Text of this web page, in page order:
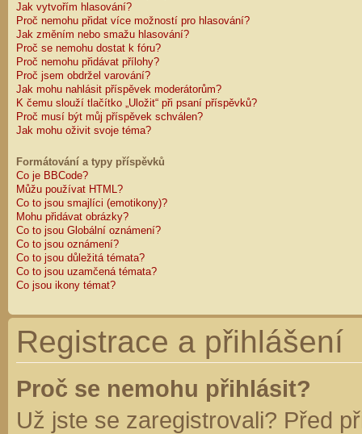
Jak vytvořím hlasování?
Proč nemohu přidat více možností pro hlasování?
Jak změním nebo smažu hlasování?
Proč se nemohu dostat k fóru?
Proč nemohu přidávat přílohy?
Proč jsem obdržel varování?
Jak mohu nahlásit příspěvek moderátorům?
K čemu slouží tlačítko „Uložit“ při psaní příspěvků?
Proč musí být můj příspěvek schválen?
Jak mohu oživit svoje téma?
Formátování a typy příspěvků
Co je BBCode?
Můžu používat HTML?
Co to jsou smajlíci (emotikony)?
Mohu přidávat obrázky?
Co to jsou Globální oznámení?
Co to jsou oznámení?
Co to jsou důležitá témata?
Co to jsou uzamčená témata?
Co jsou ikony témat?
Registrace a přihlášení
Proč se nemohu přihlásit?
Už jste se zaregistrovali? Před